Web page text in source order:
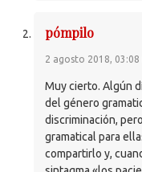
pómpilo
2 agosto 2018, 03:08
Muy cierto. Algún
del género
discriminación,
gramatical para
compartirlo y,